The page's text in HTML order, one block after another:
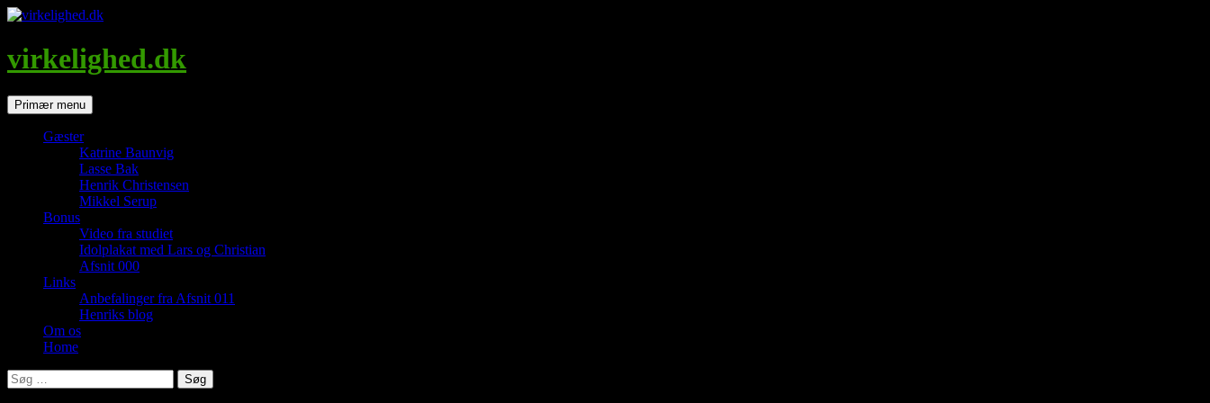
Hop
indhold
virkelighed.dk
SøgPrimær menu
Gæster
Katrine Baunvig
Lasse Bak
Henrik Christensen
Mikkel Serup
Bonus
Video fra studiet
Idolplakat med Lars og Christian
Afsnit 000
Links
Anbefalinger fra Afsnit 011
Henriks blog
Om os
Home
Søg
efter: